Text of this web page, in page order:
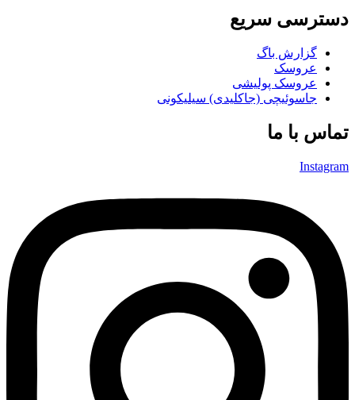
دسترسی سریع
گزارش باگ
عروسک
عروسک پولیشی
جاسوئیچی (جاکلیدی) سیلیکونی
تماس با ما
Instagram